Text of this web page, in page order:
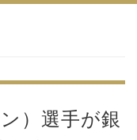
）選手が銀